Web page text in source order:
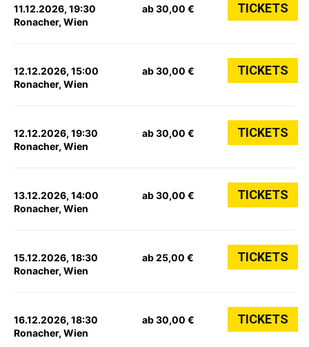
11.12.2026, 19:30
Ronacher, Wien
ab 30,00 € TICKETS
12.12.2026, 15:00
Ronacher, Wien
ab 30,00 € TICKETS
12.12.2026, 19:30
Ronacher, Wien
ab 30,00 € TICKETS
13.12.2026, 14:00
Ronacher, Wien
ab 30,00 € TICKETS
15.12.2026, 18:30
Ronacher, Wien
ab 25,00 € TICKETS
16.12.2026, 18:30
Ronacher, Wien
ab 30,00 € TICKETS